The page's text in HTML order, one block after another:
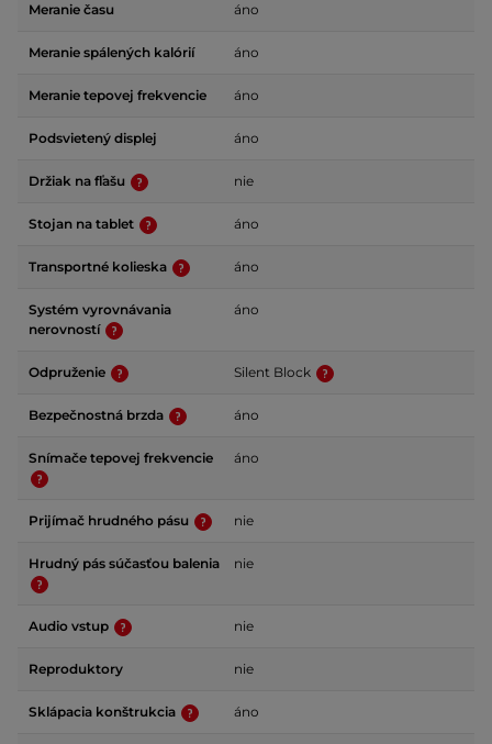
Meranie času áno
Meranie spálených kalórií áno
Meranie tepovej frekvencie áno
Podsvietený displej áno
Držiak na fľašu nie
Stojan na tablet áno
Transportné kolieska áno
Systém vyrovnávania
nerovností
áno
Odpruženie Silent Block
Bezpečnostná brzda áno
Snímače tepovej frekvencie áno
Prijímač hrudného pásu nie
Hrudný pás súčasťou balenia nie
Audio vstup nie
Reproduktory nie
Sklápacia konštrukcia áno